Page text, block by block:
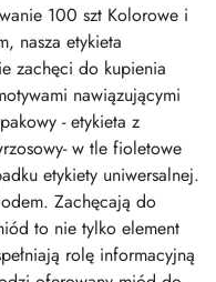
100 szt Kolorowe i
nasza etykieta
zachęci do kupienia
nawiązującymi
- etykieta z
w tle fioletowe
etykiety uniwersalnej.
Zachęcają do
to nie tylko element
rolę informacyjną